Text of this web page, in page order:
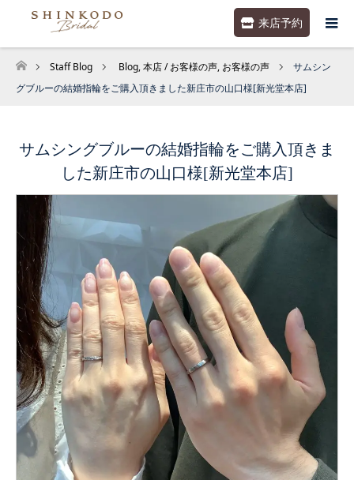
来店予約
ホーム
Staff Blog Blog,本店 / お客様の声, お客様の声
サムシン
グブルーの結婚指輪をご購入頂きました新庄市の山口様[新光堂本店]
サムシングブルーの結婚指輪をご購入頂きま
した新庄市の山口様[新光堂本店]